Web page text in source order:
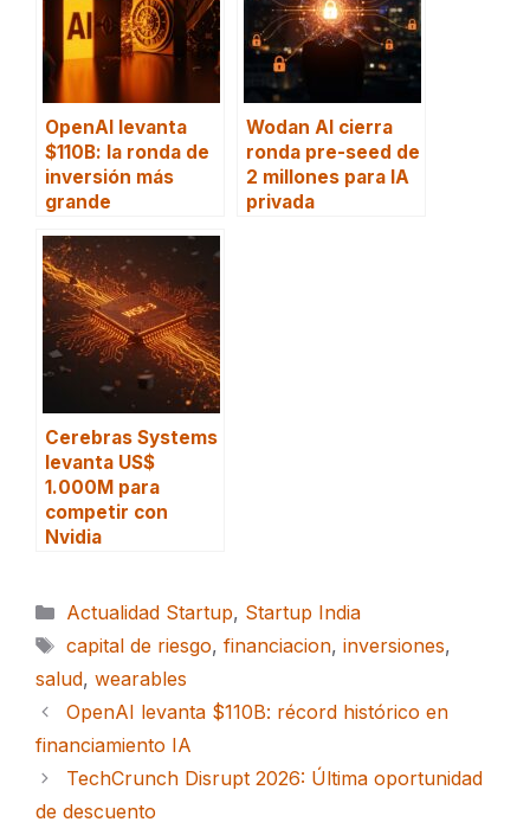
OpenAI levanta
$110B: la ronda de
inversión más
grande
Wodan AI cierra
ronda pre-seed de
2 millones para IA
privada
Cerebras Systems
levanta US$
1.000M para
competir con
Nvidia
Categorías
Actualidad Startup, Startup India
Etiquetas
capital de riesgo, financiacion, inversiones,
salud, wearables
OpenAI levanta $110B: récord histórico en
financiamiento IA
TechCrunch Disrupt 2026: Última oportunidad
de descuento